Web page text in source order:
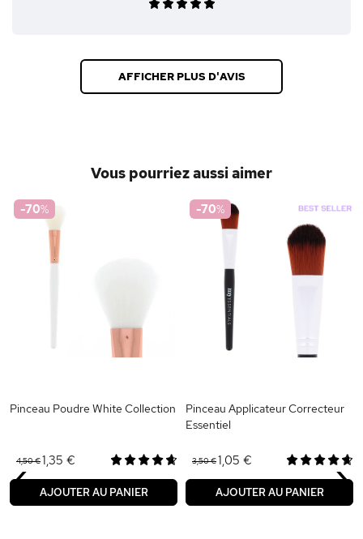
AFFICHER PLUS D'AVIS
Vous pourriez aussi aimer
-70%
Pinceau Poudre White Collection
4,50 €1,35 €
AJOUTER AU PANIER
-70%
Pinceau Applicateur Correcteur
Essentiel
3,50 €1,05 €
AJOUTER AU PANIER
‹ ›